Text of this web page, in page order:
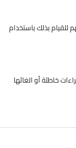
للقيام بذلك باستخدام
خاطئة أو الغائها